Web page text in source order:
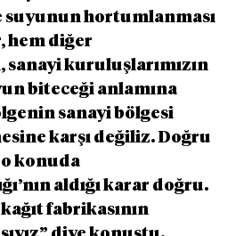
suyunun hortumlanması
hem diğer
kuruluşlarımızın
biteceği anlamına
sanayi bölgesi
karşı değiliz. Doğru
o konuda
aldığı karar doğru.
fabrikasının